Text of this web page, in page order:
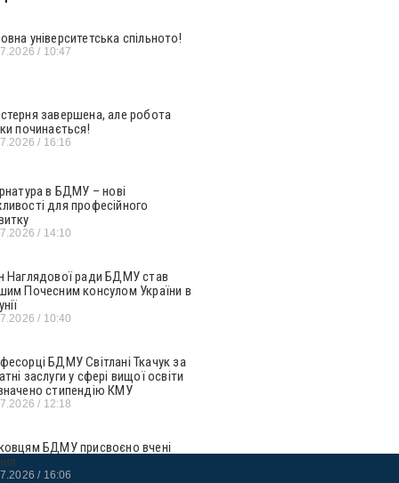
університетська спільното!
10:47
завершена, але робота
починається!
16:16
в БДМУ – нові
для професійного
14:10
Наглядової ради БДМУ став
Почесним консулом України в
10:40
БДМУ Світлані Ткачук за
заслуги у сфері вищої освіти
стипендію КМУ
12:18
БДМУ присвоєно вчені
16:06